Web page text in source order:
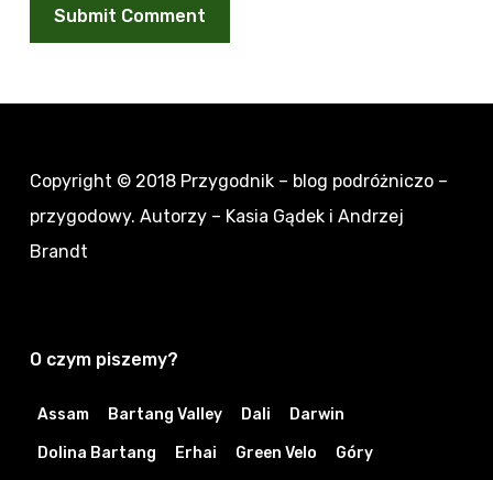
Copyright © 2018 Przygodnik – blog podróżniczo –
przygodowy. Autorzy – Kasia Gądek i Andrzej
Brandt
O czym piszemy?
Assam Bartang Valley Dali Darwin
Dolina Bartang Erhai Green Velo Góry